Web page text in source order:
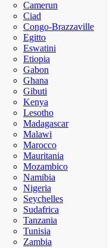
Camerun
Ciad
Congo-Brazzaville
Egitto
Eswatini
Etiopia
Gabon
Ghana
Gibuti
Kenya
Lesotho
Madagascar
Malawi
Marocco
Mauritania
Mozambico
Namibia
Nigeria
Seychelles
Sudafrica
Tanzania
Tunisia
Zambia